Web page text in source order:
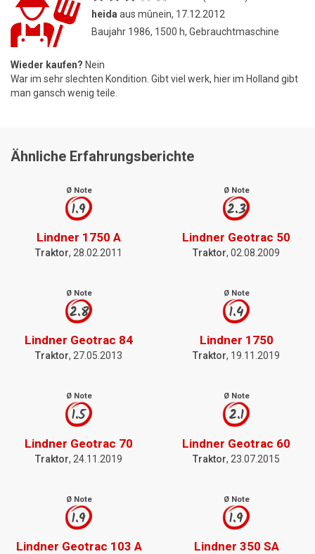
heida aus mûnein, 17.12.2012
Baujahr 1986, 1500 h, Gebrauchtmaschine
Wieder kaufen? Nein
War im sehr slechten Kondition. Gibt viel werk, hier im Holland gibt
man gansch wenig teile.
Ähnliche Erfahrungsberichte
Ø Note
1.9
Lindner 1750 A
Traktor, 28.02.2011
Ø Note
2.3
Lindner Geotrac 50
Traktor, 02.08.2009
Ø Note
2.8
Lindner Geotrac 84
Traktor, 27.05.2013
Ø Note
1.4
Lindner 1750
Traktor, 19.11.2019
Ø Note
1.5
Lindner Geotrac 70
Traktor, 24.11.2019
Ø Note
2.1
Lindner Geotrac 60
Traktor, 23.07.2015
Ø Note
1.9
Lindner Geotrac 103 A
Ø Note
1.9
Lindner 350 SA